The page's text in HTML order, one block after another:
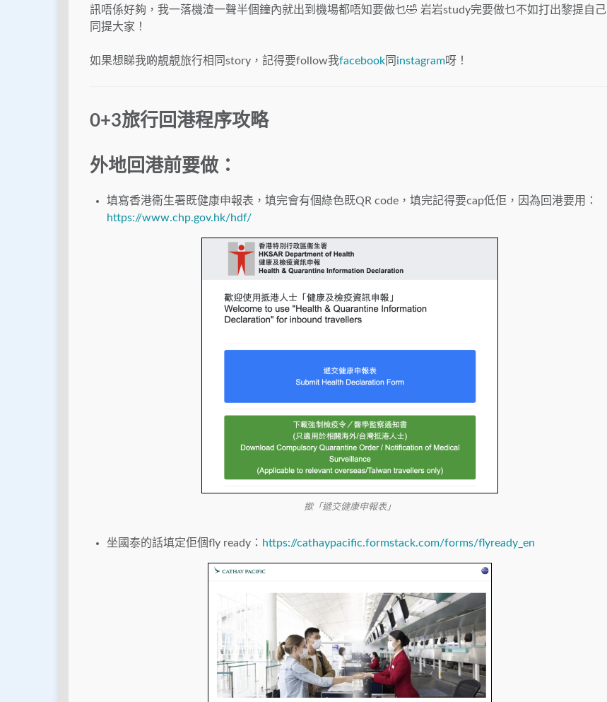
訊唔係好夠，我一落機渣一聲半個鐘內就出到機場都唔知要做乜🤣 岩岩study完要做乜不如打出黎提自己
同提大家！
如果想睇我啲靚靚旅行相同story，記得要follow我facebook 同 instagram呀！
0+3旅行回港程序攻略
外地回港前要做：
填寫香港衛生署既健康申報表，填完會有個綠色既QR code，填完記得要cap低佢，因為回港要用：
https://www.chp.gov.hk/hdf/
撳「遞交健康申報表」
坐國泰的話填定佢個fly ready： https://cathaypacific.formstack.com/forms/flyready_en